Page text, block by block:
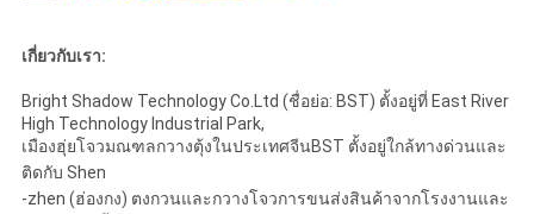
เกี่ยวกับเรา:
Bright Shadow Technology Co.Ltd (ชื่อย่อ: BST) ตั้งอยู่ที่ East River
High Technology Industrial Park,
เมืองฮุ่ยโจวมณฑลกวางตุ้งในประเทศจีนBST ตั้งอยู่ใกล้ทางด่วนและ
ติดกับ Shen
-zhen (ฮ่องกง) ตงกวนและกวางโจวการขนส่งสินค้าจากโรงงานและ